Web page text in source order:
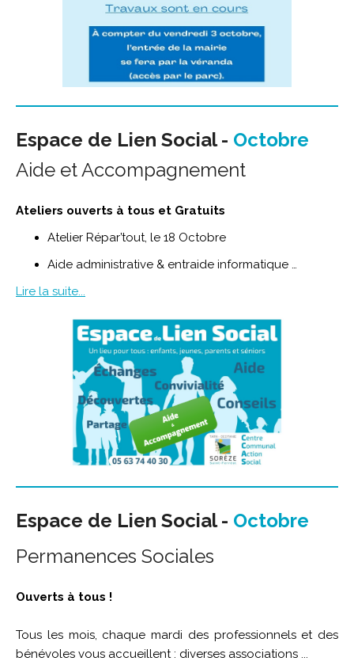
Espace de Lien Social - Octobre
Aide et Accompagnement
Ateliers ouverts à tous et Gratuits
Atelier Répar’tout, le 18 Octobre
Aide administrative & entraide informatique …
Lire la suite...
Espace de Lien Social - Octobre
Permanences Sociales
Ouverts à tous !
Tous les mois, chaque mardi des professionnels et des
bénévoles vous accueillent : diverses associations ...